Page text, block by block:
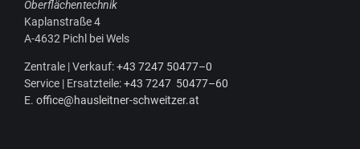
Ober­flä­chen­tech­nik
Kaplan­stra­ße 4
A‑4632 Pichl bei Wels
Zen­tra­le | Ver­kauf:+43 7247 50477–0
Ser­vice | Ersatz­tei­le:+43 7247 50477–60
E. office@hausleitner-schweitzer.at